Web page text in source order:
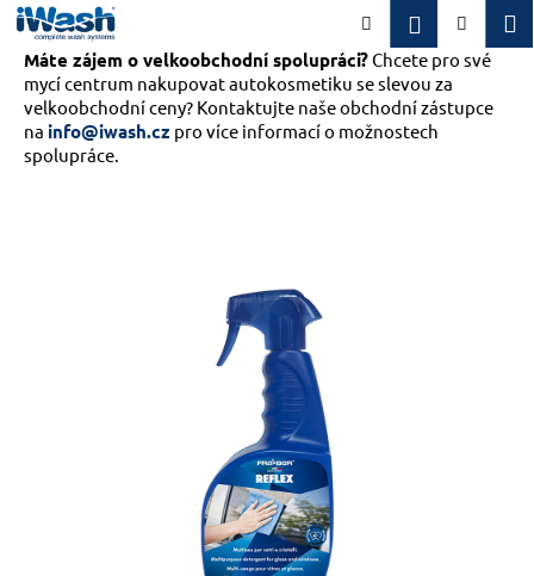
Přejít
obsah
Hledat Přihlášení
Nákupní
košík
Máte zájem o velkoobchodní spolupráci?Chcete pro své
mycí centrum nakupovat autokosmetiku se slevou za
velkoobchodní ceny? Kontaktujte naše obchodní zástupce
na info@iwash.cz pro více informací o možnostech
spolupráce.
K
Zpět
Zpět
C
o